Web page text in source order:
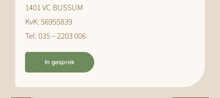
1401 VC BUSSUM
KvK: 56955839
Tel: 035 – 2203 006
In gesprek